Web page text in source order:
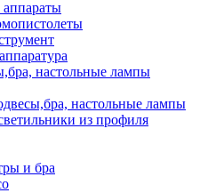
настольные лампы
настольные лампы
из профиля
и бра